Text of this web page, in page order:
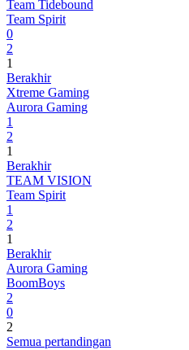
Team Tidebound
Team Spirit
0
2
1
Berakhir
Xtreme Gaming
Aurora Gaming
1
2
1
Berakhir
TEAM VISION
Team Spirit
1
2
1
Berakhir
Aurora Gaming
BoomBoys
2
0
2
Semua pertandingan